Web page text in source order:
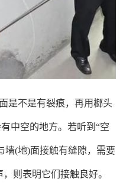
是不是有裂痕，再用榔头
中空的地方。若听到 “空
墙(地)面接触有缝隙，需要
则表明它们接触良好。